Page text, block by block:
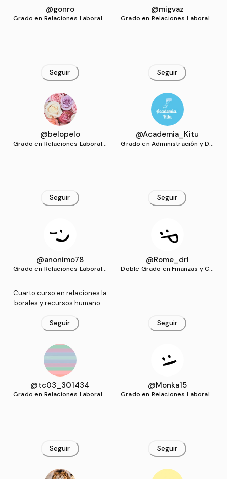
@gonro
Grado en Relaciones Laborale
Seguir
@migvaz
Grado en Relaciones Laborale
Seguir
@belopelo
Grado en Relaciones Laborale
Seguir
@Academia_Kitu
Grado en Administración y Dir
Seguir
@anonimo78
Grado en Relaciones Laborale
Cuarto curso en relaciones la
borales y recursos humanos.
urso, apuntes muy buenos en
mi perfil
Seguir
@Rome_drl
Doble Grado en Finanzas y Co
.
Seguir
@tc03_301434
Grado en Relaciones Laborale
Seguir
@Monka15
Grado en Relaciones Laborale
Seguir